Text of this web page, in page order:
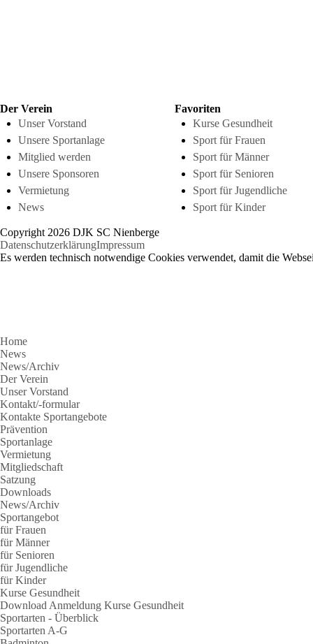
Der Verein
Unser Vorstand
Unsere Sportanlage
Mitglied werden
Unsere Sponsoren
Vermietung
News
Favoriten
Kurse Gesundheit
Sport für Frauen
Sport für Männer
Sport für Senioren
Sport für Jugendliche
Sport für Kinder
Copyright 2026 DJK SC Nienberge
DatenschutzerklärungImpressum
Es werden technisch notwendige Cookies verwendet, damit die
Home
News
News/Archiv
Der Verein
Unser Vorstand
Kontakt/-formular
Kontakte Sportangebote
Prävention
Sportanlage
Vermietung
Mitgliedschaft
Satzung
Downloads
News/Archiv
Sportangebot
für Frauen
für Männer
für Senioren
für Jugendliche
für Kinder
Kurse Gesundheit
Download Anmeldung Kurse Gesundheit
Sportarten - Überblick
Sportarten A-G